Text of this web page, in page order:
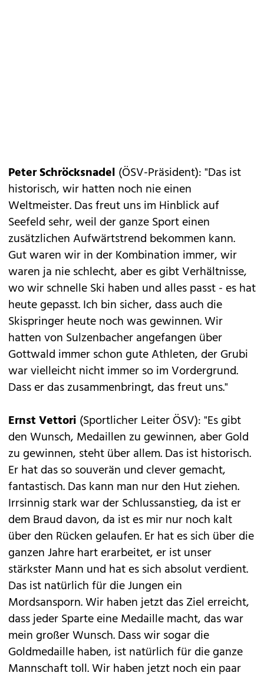
Peter Schröcksnadel (ÖSV-Präsident): "Das ist
historisch, wir hatten noch nie einen
Weltmeister. Das freut uns im Hinblick auf
Seefeld sehr, weil der ganze Sport einen
zusätzlichen Aufwärtstrend bekommen kann.
Gut waren wir in der Kombination immer, wir
waren ja nie schlecht, aber es gibt Verhältnisse,
wo wir schnelle Ski haben und alles passt - es hat
heute gepasst. Ich bin sicher, dass auch die
Skispringer heute noch was gewinnen. Wir
hatten von Sulzenbacher angefangen über
Gottwald immer schon gute Athleten, der Grubi
war vielleicht nicht immer so im Vordergrund.
Dass er das zusammenbringt, das freut uns."
Ernst Vettori (Sportlicher Leiter ÖSV): "Es gibt
den Wunsch, Medaillen zu gewinnen, aber Gold
zu gewinnen, steht über allem. Das ist historisch.
Er hat das so souverän und clever gemacht,
fantastisch. Das kann man nur den Hut ziehen.
Irrsinnig stark war der Schlussanstieg, da ist er
dem Braud davon, da ist es mir nur noch kalt
über den Rücken gelaufen. Er hat es sich über die
ganzen Jahre hart erarbeitet, er ist unser
stärkster Mann und hat es sich absolut verdient.
Das ist natürlich für die Jungen ein
Mordsansporn. Wir haben jetzt das Ziel erreicht,
dass jeder Sparte eine Medaille macht, das war
mein großer Wunsch. Dass wir sogar die
Goldmedaille haben, ist natürlich für die ganze
Mannschaft toll. Wir haben jetzt noch ein paar